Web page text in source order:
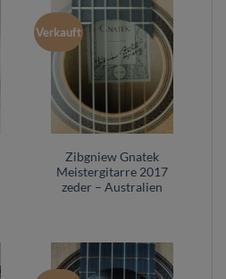
Verkauft
Zibgniew Gnatek
Meistergitarre 2017
zeder – Australien